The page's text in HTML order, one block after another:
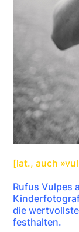
[lat., auch
Rufus Vulpes
die
festhalten.